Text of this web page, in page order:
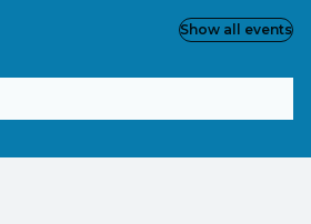
Show all events